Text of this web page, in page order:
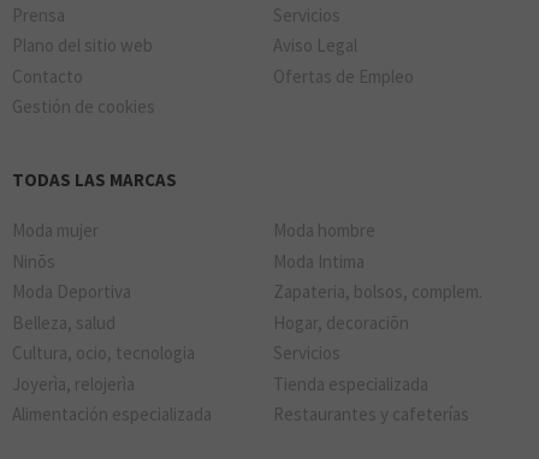
Prensa
Servicios
Plano del sitio web
Aviso Legal
Contacto
Ofertas de Empleo
Gestión de cookies
TODAS LAS MARCAS
Moda mujer
Moda hombre
Ninõs
Moda Intima
Moda Deportiva
Zapateria, bolsos, complem.
Belleza, salud
Hogar, decoraciõn
Cultura, ocio, tecnologia
Servicios
Joyerìa, relojerìa
Tienda especializada
Alimentación especializada
Restaurantes y cafeterías